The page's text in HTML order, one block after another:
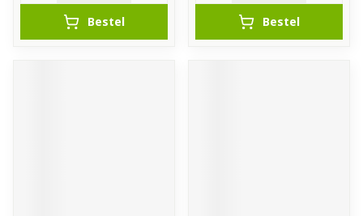
Bestel Bestel